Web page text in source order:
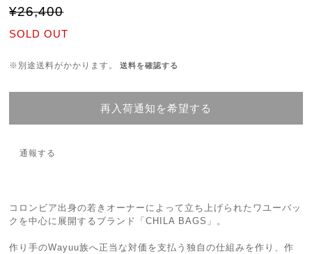
¥26,400
SOLD OUT
※別途送料がかかります。 送料を確認する
再入荷通知を希望する
通報する
コロンビア出身の若きオーナーによって立ち上げられたワユーバッ
クを中心に展開するブランド「CHILA BAGS」。
作り手のWayuu族へ正当な対価を支払う独自の仕組みを作り、作